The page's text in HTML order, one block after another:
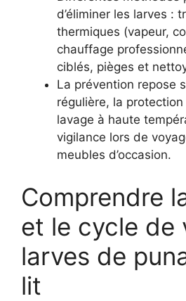
d’éliminer les larves :
thermiques (vapeur,
chauffage
ciblés, pièges et
La prévention repose
régulière, la
lavage à haute
vigilance lors de
meubles d’occasion.
Comprendre
et le cycle de
larves de
lit